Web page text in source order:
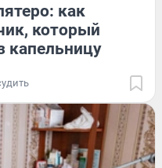
как
который
капельницу